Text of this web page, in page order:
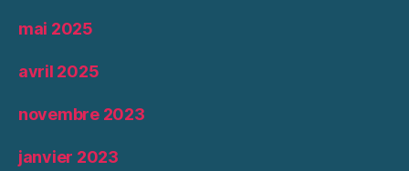
mai 2025
avril 2025
novembre 2023
janvier 2023